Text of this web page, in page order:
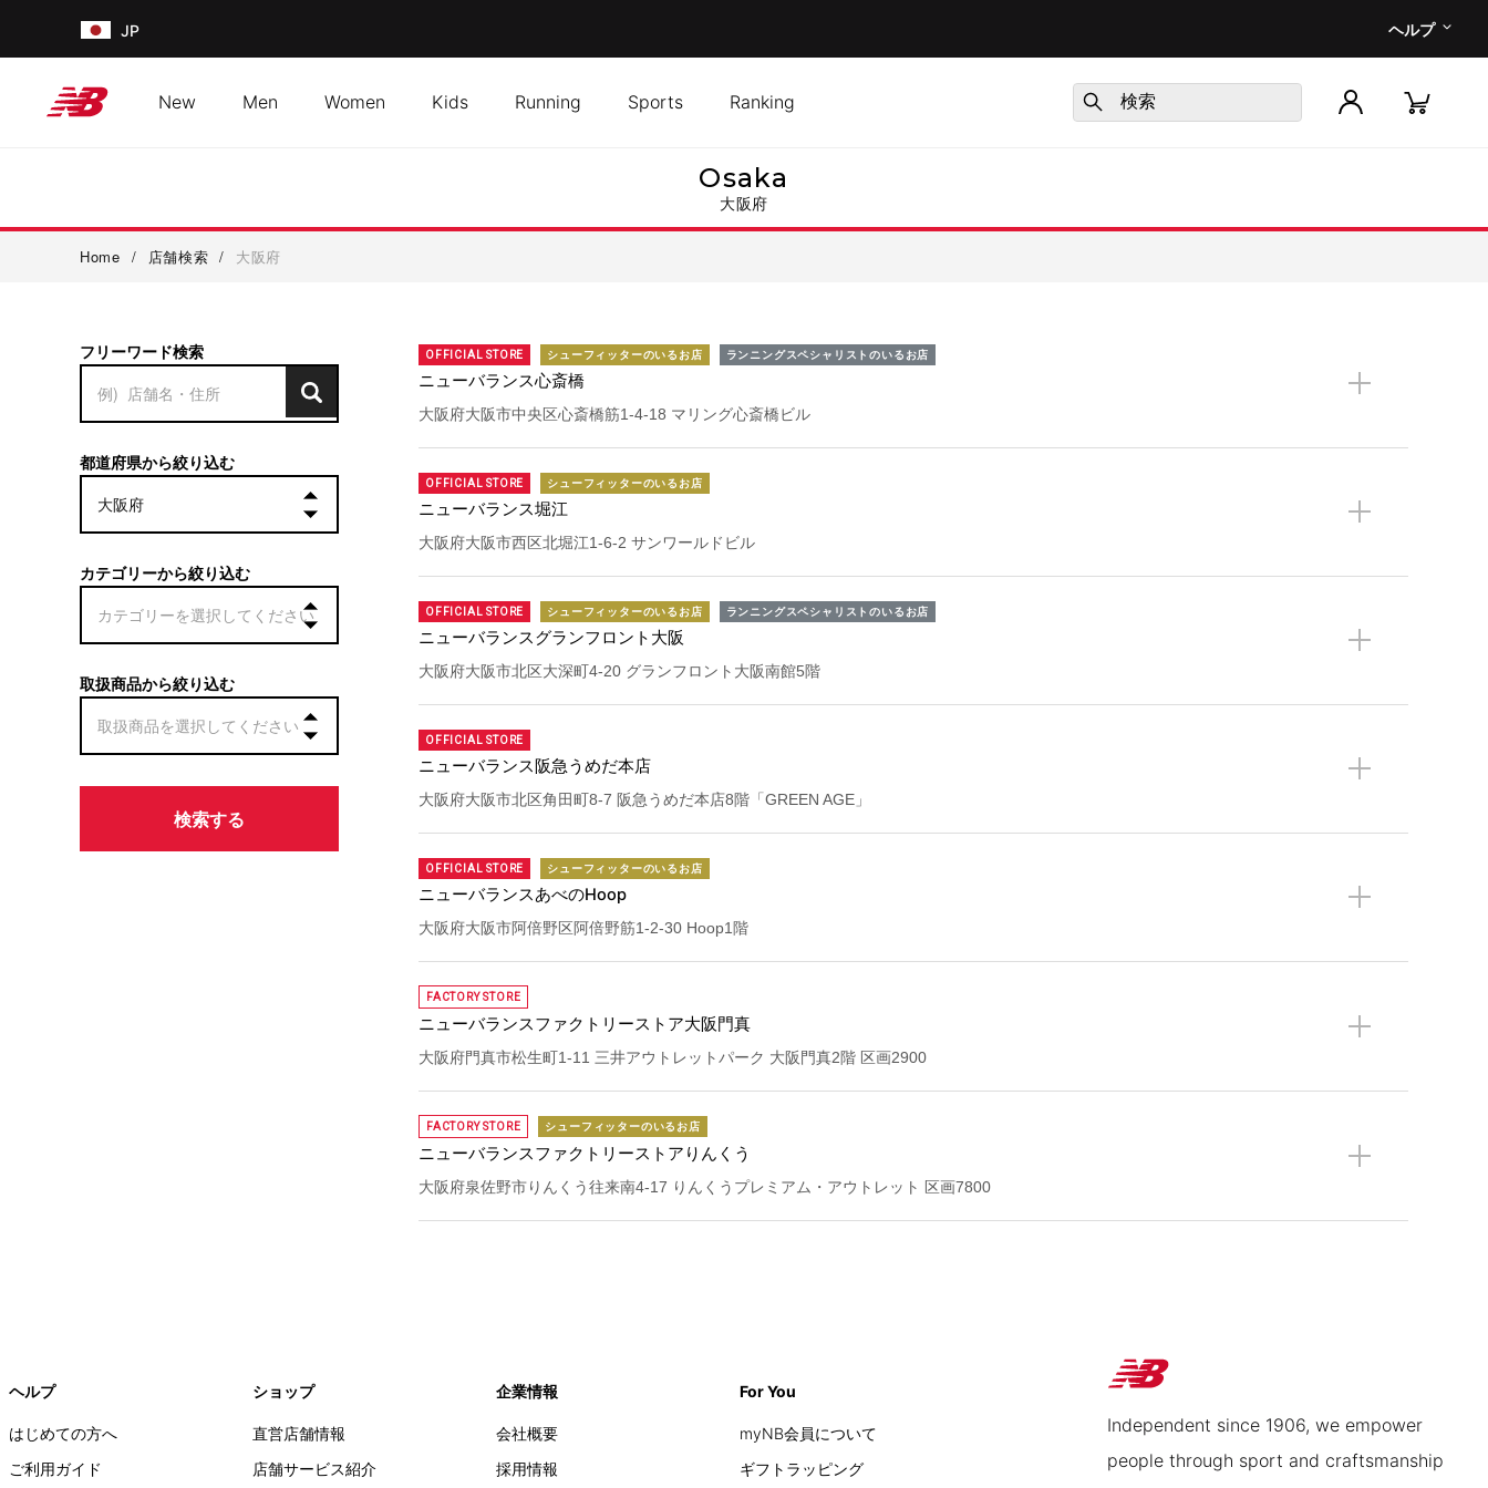
JP ヘルプ
New Men Women Kids Running Sports Ranking
osaka
大阪府
Home / 店舗検索 / 大阪府
OFFICIAL STORE シューフィッターのいるお店 ランニングスペシャリストのいるお店
ニューバランス心斎橋
大阪府大阪市中央区心斎橋筋1-4-18 マリング心斎橋ビル
OFFICIAL STORE シューフィッターのいるお店
ニューバランス堀江
大阪府大阪市西区北堀江1-6-2 サンワールドビル
OFFICIAL STORE シューフィッターのいるお店 ランニングスペシャリストのいるお店
ニューバランスグランフロント大阪
大阪府大阪市北区大深町4-20 グランフロント大阪南館5階
OFFICIAL STORE
ニューバランス阪急うめだ本店
大阪府大阪市北区角田町8-7 阪急うめだ本店8階「GREEN AGE」
OFFICIAL STORE シューフィッターのいるお店
ニューバランスあべのHoop
大阪府大阪市阿倍野区阿倍野筋1-2-30 Hoop1階
FACTORY STORE
ニューバランスファクトリーストア大阪門真
大阪府門真市松生町1-11 三井アウトレットパーク 大阪門真2階 区画2900
FACTORY STORE シューフィッターのいるお店
ニューバランスファクトリーストアりんくう
大阪府泉佐野市りんくう往来南4-17 りんくうプレミアム・アウトレット 区画7800
フリーワード検索
都道府県から絞り込む
カテゴリーから絞り込む
取扱商品から絞り込む
ヘルプ
はじめての方へ
ご利用ガイド
ショップ
直営店舗情報
店舗サービス紹介
企業情報
会社概要
採用情報
For You
myNB会員について
ギフトラッピング
Independent since 1906, we empower
people through sport and craftsmanship